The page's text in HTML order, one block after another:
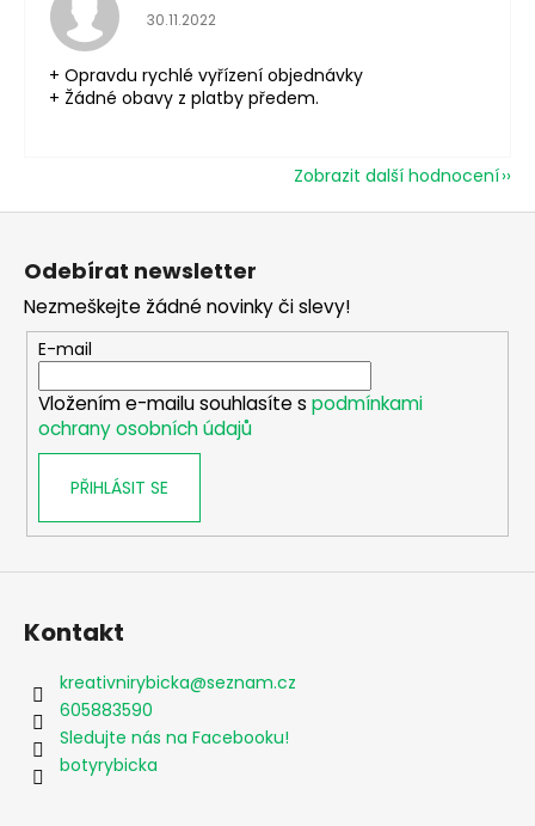
Hodnocení obchodu je 5 z 5 hvězdiček.
30.11.2022
+ Opravdu rychlé vyřízení objednávky
+ Žádné obavy z platby předem.
Zobrazit další hodnocení
Odebírat newsletter
Nezmeškejte žádné novinky či slevy!
E-mail
Vložením e-mailu souhlasíte s podmínkami
ochrany osobních údajů
PŘIHLÁSIT SE
Kontakt
kreativnirybicka@seznam.cz
605883590
Sledujte nás na Facebooku!
botyrybicka